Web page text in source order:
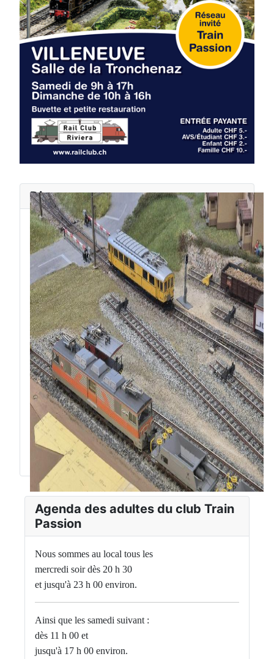
Diaporama
Agenda des adultes du club Train
Passion
Nous sommes au local tous les
mercredi soir dès 20 h 30
et jusqu'à 23 h 00 environ.
Ainsi que les samedi suivant :
dès 11 h 00 et
jusqu'à 17 h 00 environ.